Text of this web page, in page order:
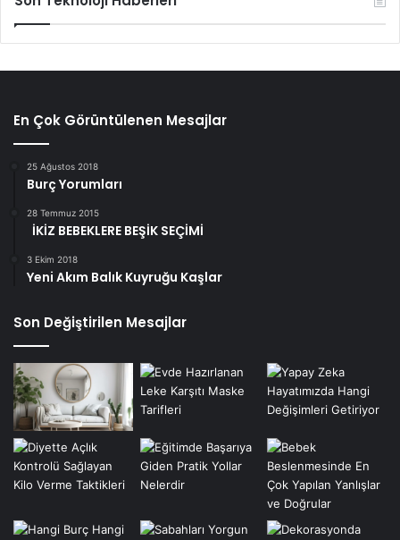
En Çok Görüntülenen Mesajlar
25 Ağustos 2018
Burç Yorumları
28 Temmuz 2015
İKİZ BEBEKLERE BEŞİK SEÇİMİ
3 Ekim 2018
Yeni Akım Balık Kuyruğu Kaşlar
Son Değiştirilen Mesajlar